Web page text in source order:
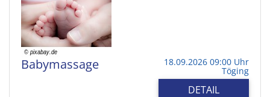
Babymassage 18.09.2026 09:00 Uhr
Töging
DETAIL